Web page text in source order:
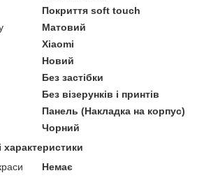
Покриття soft touch
Матовий
Xiaomi
Новий
Без застібки
Без візерунків і принтів
Панель (Накладка на корпус)
Чорний
Немає